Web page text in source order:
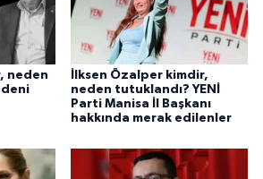
neden
İlksen Özalper kimdir,
neden tutuklandı? YENİ
Parti Manisa İl Başkanı
hakkında merak edilenler